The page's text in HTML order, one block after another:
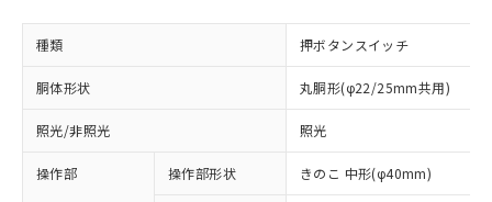
種類 押ボタンスイッチ
胴体形状 丸胴形(φ22/25mm共用)
照光/非照光 照光
操作部 操作部形状 きのこ 中形(φ40mm)